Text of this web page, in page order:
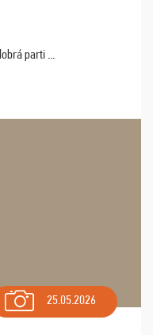
parti ...
25.05.2026